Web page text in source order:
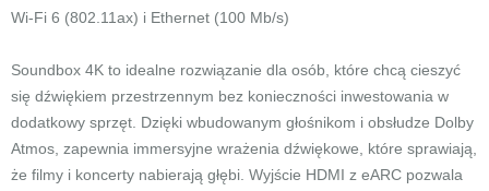
Wi-Fi 6 (802.11ax) i Ethernet (100 Mb/s)
Soundbox 4K to idealne rozwiązanie dla osób, które chcą cieszyć
się dźwiękiem przestrzennym bez konieczności inwestowania w
dodatkowy sprzęt. Dzięki wbudowanym głośnikom i obsłudze Dolby
Atmos, zapewnia immersyjne wrażenia dźwiękowe, które sprawiają,
że filmy i koncerty nabierają głębi. Wyjście HDMI z eARC pozwala